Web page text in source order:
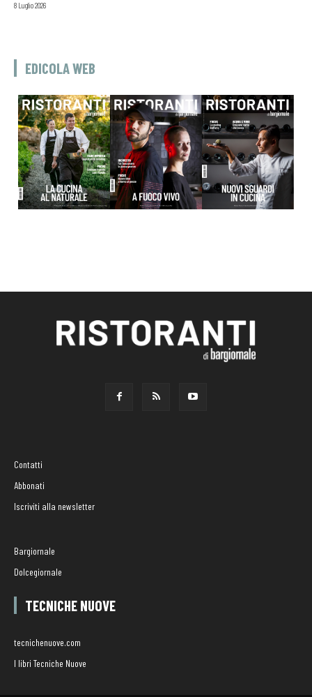
8 Luglio 2026
EDICOLA WEB
Contatti
Abbonati
Iscriviti alla newsletter
Bargiornale
Dolcegiornale
TECNICHE NUOVE
tecnichenuove.com
I libri Tecniche Nuove